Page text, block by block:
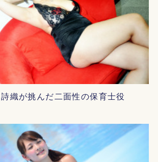
織が挑んだ二面性の保育士役